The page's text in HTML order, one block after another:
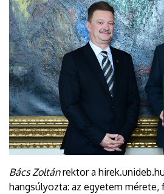
Bács Zoltánrektor a
hangsúlyozta: az egyetem mérete,